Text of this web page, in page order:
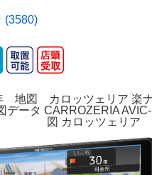
(3580)